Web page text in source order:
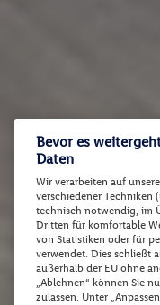
Bevor es
Daten
Wir verarbeiten auf
verschiedener Techniken
technisch notwendig, im
Dritten für komfortable
von Statistiken oder für
verwendet. Dies schließt
außerhalb der EU ohne
„Ablehnen“ können Sie
zulassen. Unter